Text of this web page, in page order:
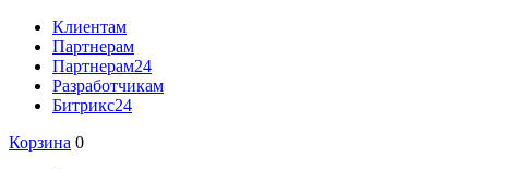
Клиентам
Партнерам
Партнерам24
Разработчикам
Битрикс24
Корзина 0